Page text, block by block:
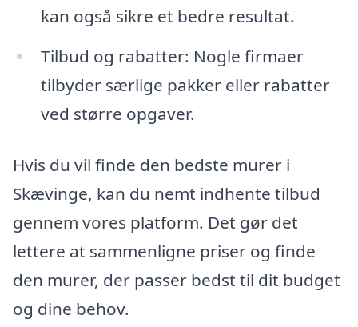
kan også sikre et bedre resultat.
Tilbud og rabatter: Nogle firmaer
tilbyder særlige pakker eller rabatter
ved større opgaver.
Hvis du vil finde den bedste murer i
Skævinge, kan du nemt indhente tilbud
gennem vores platform. Det gør det
lettere at sammenligne priser og finde
den murer, der passer bedst til dit budget
og dine behov.